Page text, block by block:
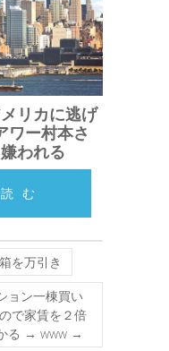
リカに逃げ
ワー村本さ
われる
む
を万引き
ョン一棟買い
で家賃を２倍
る → www →